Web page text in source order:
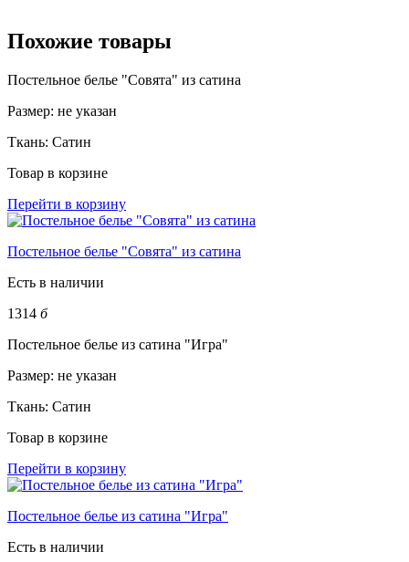
Похожие товары
Постельное белье "Совята" из сатина
Размер: не указан
Ткань: Сатин
Товар в корзине
Перейти в корзину
Постельное белье "Совята" из сатина
Есть в наличии
1314 б
Постельное белье из сатина "Игра"
Размер: не указан
Ткань: Сатин
Товар в корзине
Перейти в корзину
Постельное белье из сатина "Игра"
Есть в наличии